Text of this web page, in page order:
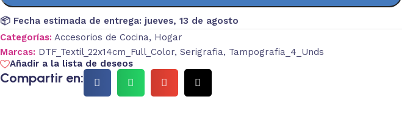
📦 Fecha estimada de entrega: jueves, 13 de agosto
Categorías: Accesorios de Cocina, Hogar
Marcas: DTF_Textil_22x14cm_Full_Color, Serigrafia, Tampografia_4_Unds
Añadir a la lista de deseos
Compartir en: